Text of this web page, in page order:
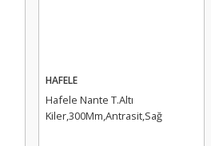
HAFELE
Hafele Nante T.Altı
Kiler,300Mm,Antrasit,Sağ